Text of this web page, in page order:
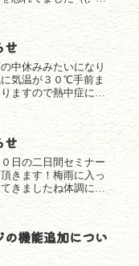
２１日、２８日が午
が終日セミナーの為
だきます。日程の調
願いします(...
せ
中休みみたいになり
気温が３０℃手前ま
ますので熱中症にご
年間で一番熱中症が
われています。まだ
慣れてないこの時期
暑い所ではマスクを
せ
日の二日間セミナー
きます！梅雨に入っ
きましたね体調に気
しないように少しづつ
していきましょう(^^
の機能追加につい